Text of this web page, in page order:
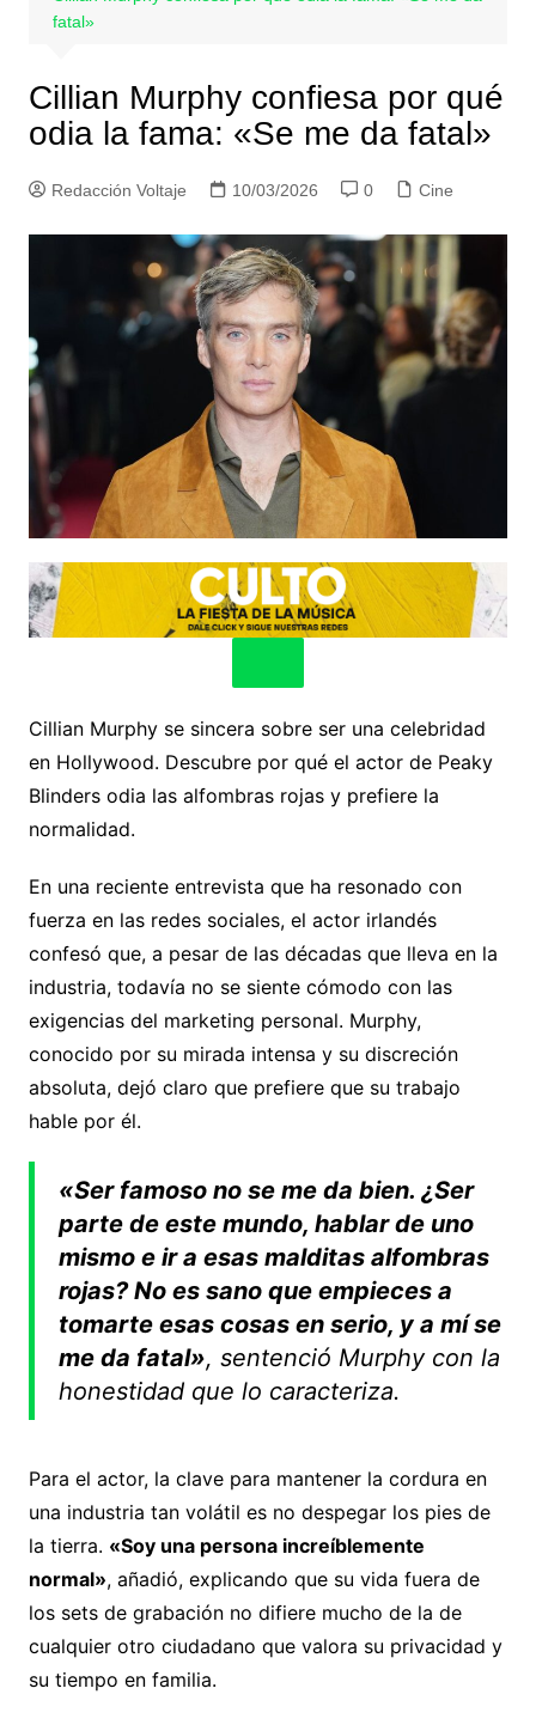
fatal»
Cillian Murphy confiesa por qué
odia la fama: «Se me da fatal»
Redacción Voltaje 10/03/2026 0 Cine
Cillian Murphy se sincera sobre ser una celebridad
en Hollywood. Descubre por qué el actor de Peaky
Blinders odia las alfombras rojas y prefiere la
normalidad.
En una reciente entrevista que ha resonado con
fuerza en las redes sociales, el actor irlandés
confesó que, a pesar de las décadas que lleva en la
industria, todavía no se siente cómodo con las
exigencias del marketing personal. Murphy,
conocido por su mirada intensa y su discreción
absoluta, dejó claro que prefiere que su trabajo
hable por él.
«Ser famoso no se me da bien. ¿Ser
parte de este mundo, hablar de uno
mismo e ir a esas malditas alfombras
rojas? No es sano que empieces a
tomarte esas cosas en serio, y a mí se
me da fatal», sentenció Murphy con la
honestidad que lo caracteriza.
Para el actor, la clave para mantener la cordura en
una industria tan volátil es no despegar los pies de
la tierra. «Soy una persona increíblemente
normal», añadió, explicando que su vida fuera de
los sets de grabación no difiere mucho de la de
cualquier otro ciudadano que valora su privacidad y
su tiempo en familia.